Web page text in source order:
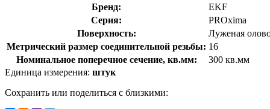
Бренд:
EKF
Серия:
PROxima
Поверхность:
Луженая
Метрический размер соединительной резьбы: 16
Номинальное поперечное сечение, кв.мм:
300 кв.мм
Единица измерения: штук
Сохранить или поделиться с близкими: